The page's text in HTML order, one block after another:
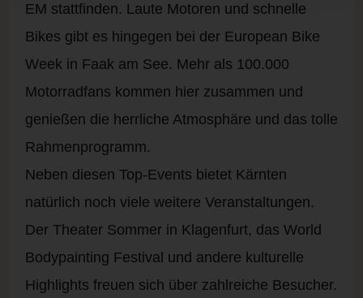
EM stattfinden. Laute Motoren und schnelle
Bikes gibt es hingegen bei der European Bike
Week in Faak am See. Mehr als 100.000
Motorradfans kommen hier zusammen und
genießen die herrliche Atmosphäre und das tolle
Rahmenprogramm.
Neben diesen Top-Events bietet Kärnten
natürlich noch viele weitere Veranstaltungen.
Der Theater Sommer in Klagenfurt, das World
Bodypainting Festival und andere kulturelle
Highlights freuen sich über zahlreiche Besucher.